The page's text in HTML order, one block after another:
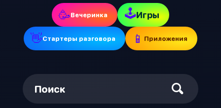
🥳Вечеринка 🕹Игры
👋Стартеры разговора 📱 Приложения
Поиск